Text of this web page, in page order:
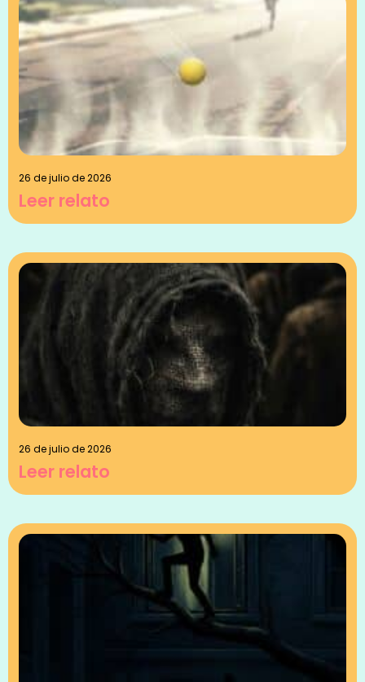
26 de julio de 2026
Leer relato
26 de julio de 2026
Leer relato